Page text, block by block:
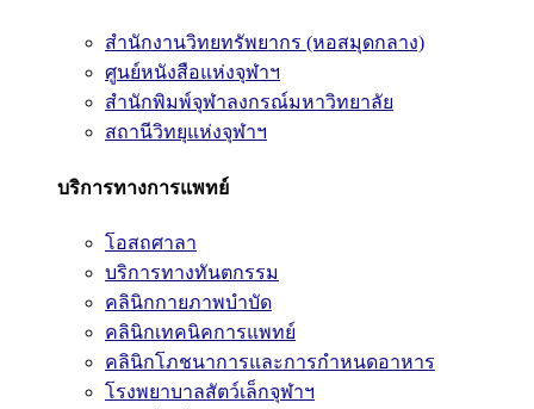
สำนักงานวิทยทรัพยากร (หอสมุดกลาง)
ศูนย์หนังสือแห่งจุฬาฯ
สำนักพิมพ์จุฬาลงกรณ์มหาวิทยาลัย
สถานีวิทยุแห่งจุฬาฯ
บริการทางการแพทย์
โอสถศาลา
บริการทางทันตกรรม
คลินิกกายภาพบำบัด
คลินิกเทคนิคการแพทย์
คลินิกโภชนาการและการกำหนดอาหาร
โรงพยาบาลสัตว์เล็กจุฬาฯ